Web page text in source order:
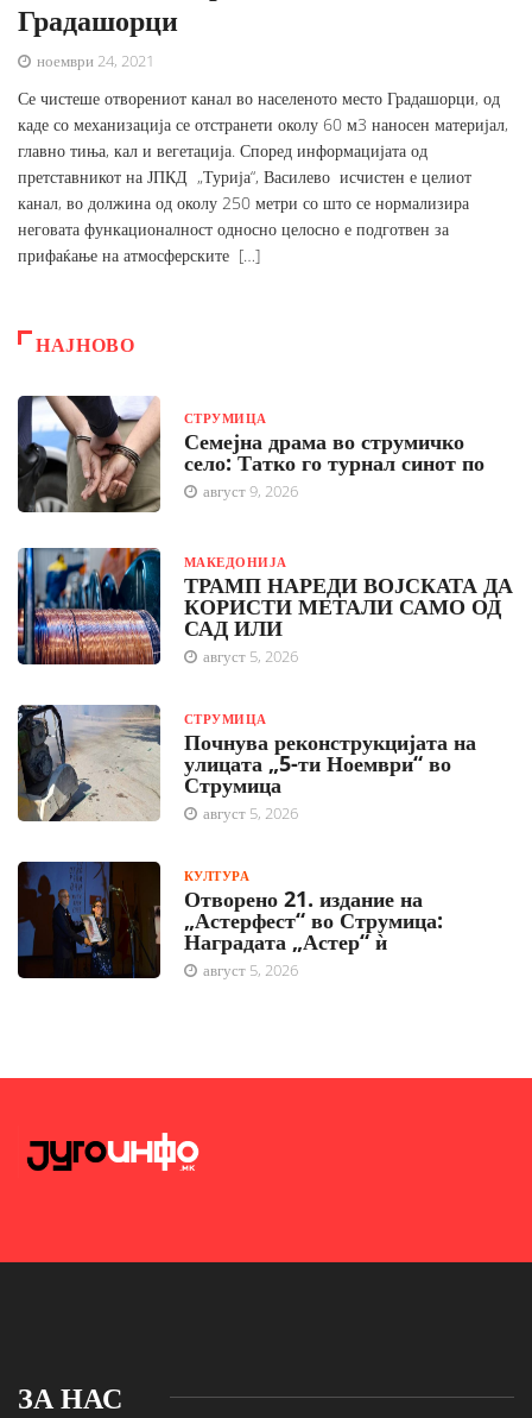
Градашорци
ноември 24, 2021
Се чистеше отворениот канал во населеното место Градашорци, од
каде со механизација се отстранети околу 60 м3 наносен материјал,
главно тиња, кал и вегетација. Според информацијата од
претставникот на ЈПКД „Турија“, Василево исчистен е целиот
канал, во должина од околу 250 метри со што се нормализира
неговата функационалност односно целосно е подготвен за
прифаќање на атмосферските […]
НАЈНОВО
СТРУМИЦА
Семејна драма во струмичко
село: Татко го турнал синот по
август 9, 2026
МАКЕДОНИЈА
ТРАМП НАРЕДИ ВОЈСКАТА ДА
КОРИСТИ МЕТАЛИ САМО ОД
САД ИЛИ
август 5, 2026
СТРУМИЦА
Почнува реконструкцијата на
улицата „5-ти Ноември“ во
Струмица
август 5, 2026
КУЛТУРА
Отворено 21. издание на
„Астерфест“ во Струмица:
Наградата „Астер“ ѝ
август 5, 2026
ЗА НАС